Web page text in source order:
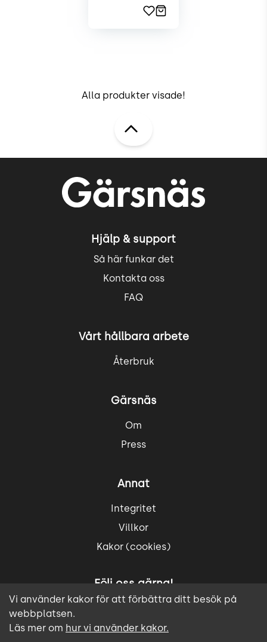
Alla produkter visade!
Hjälp & support
Så här funkar det
Kontakta oss
FAQ
Vårt hållbara arbete
Återbruk
Gärsnäs
Om
Press
Annat
Integritet
Villkor
Kakor (cookies)
Följ oss gärna!
Vi använder kakor för att förbättra ditt besök på
webbplatsen.
Läs mer om hur vi använder kakor.